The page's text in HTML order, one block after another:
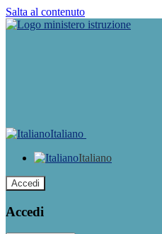
Salta al contenuto
Italiano
Italiano
Accedi
Accedi